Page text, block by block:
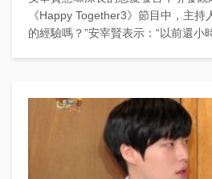
《Happy Together3》節目中，主持
的經驗嗎？”安宰賢表示：“以前還小